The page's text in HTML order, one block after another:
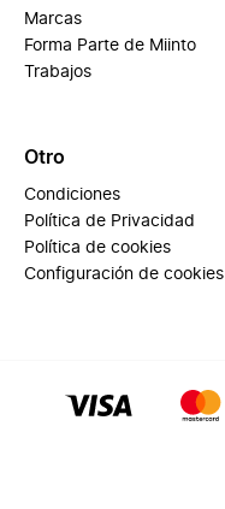
Marcas
Forma Parte de Miinto
Trabajos
Otro
Condiciones
Política de Privacidad
Política de cookies
Configuración de cookies